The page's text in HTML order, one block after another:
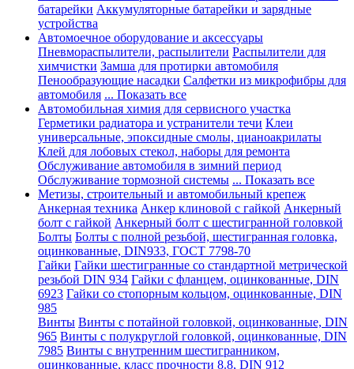
батарейки Аккумуляторные батарейки и зарядные
устройства
Автомоечное оборудование и аксессуары
Пневмораспылители, распылители Распылители для
химчистки Замша для протирки автомобиля
Пенообразующие насадки Салфетки из микрофибры для
автомобиля ... Показать все
Автомобильная химия для сервисного участка
Герметики радиатора и устранители течи Клеи
универсальные, эпоксидные смолы, цианоакрилаты
Клей для лобовых стекол, наборы для ремонта
Обслуживание автомобиля в зимний период
Обслуживание тормозной системы ... Показать все
Метизы, строительный и автомобильный крепеж
Анкерная техника Анкер клиновой с гайкой Анкерный
болт с гайкой Анкерный болт с шестигранной головкой
Болты Болты с полной резьбой, шестигранная головка,
оцинкованные, DIN933, ГОСТ 7798-70
Гайки Гайки шестигранные со стандартной метрической
резьбой DIN 934 Гайки с фланцем, оцинкованные, DIN
6923 Гайки со стопорным кольцом, оцинкованные, DIN
985
Винты Винты с потайной головкой, оцинкованные, DIN
965 Винты с полукруглой головкой, оцинкованные, DIN
7985 Винты с внутренним шестигранником,
оцинкованные, класс прочности 8.8, DIN 912